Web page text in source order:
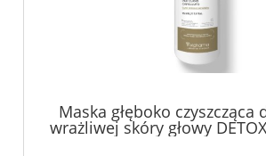
Maska głęboko czyszcząca
wrażliwej skóry głowy
75 ml